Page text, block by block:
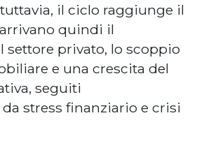
il ciclo raggiunge il
quindi il
settore privato, lo scoppio
e una crescita del
seguiti
stress finanziario e crisi